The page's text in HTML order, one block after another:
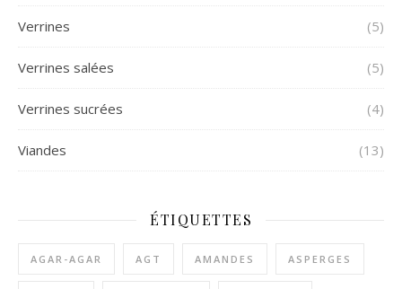
Verrines (5)
Verrines salées (5)
Verrines sucrées (4)
Viandes (13)
ÉTIQUETTES
AGAR-AGAR AGT AMANDES ASPERGES